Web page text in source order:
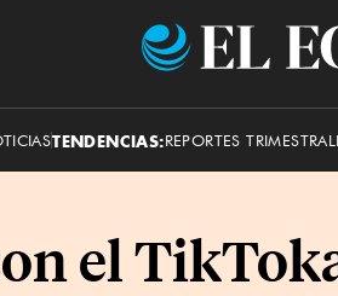
TENDENCIAS:REPORTES
el